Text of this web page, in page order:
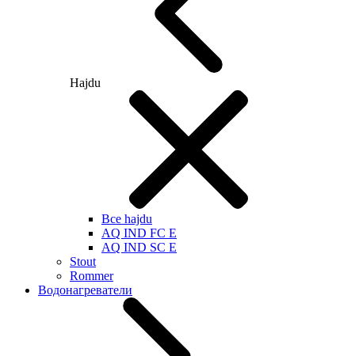
Hajdu
Все hajdu
AQ IND FC E
AQ IND SC E
Stout
Rommer
Водонагреватели